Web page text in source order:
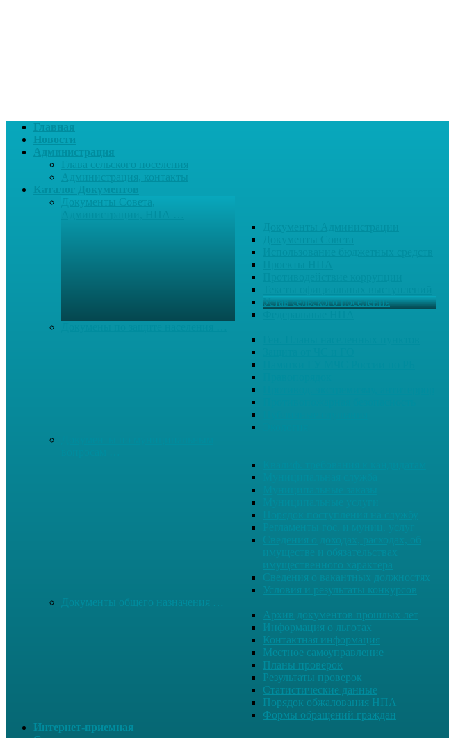
Главная
Новости
Администрация
Глава сельского поселения
Администрация, контакты
Документы Совета,
Устав сельского поселения
Сведения о вакантных должностях
Условия и результаты конкурсов
Документы общего назначения …
Архив документов прошлых лет
Информация о льготах
Контактная информация
Местное самоуправление
Планы проверок
Результаты проверок
Статистические данные
Порядок обжалования НПА
Формы обращений граждан
Интернет-приемная